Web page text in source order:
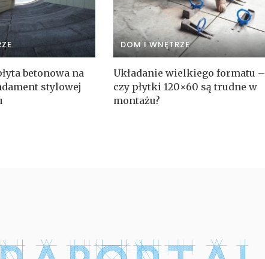
betonowa na
stylowej
DOM I WNĘTRZE
Układanie wielkiego formatu –
czy płytki 120×60 są trudne w
montażu?